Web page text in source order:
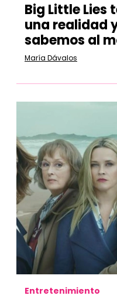
Big Little Lies
una realidad
sabemos al
María Dávalos
Entretenimiento